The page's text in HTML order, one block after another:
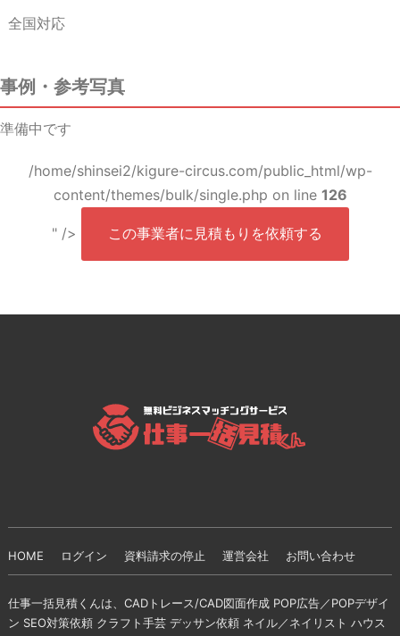
全国対応
事例・参考写真
準備中です
/home/shinsei2/kigure-circus.com/public_html/wp-
content/themes/bulk/single.php on line 126
" /> この事業者に見積もりを依頼する
HOME ログイン 資料請求の停止 運営会社 お問い合わせ
仕事一括見積くんは、CADトレース/CAD図面作成 POP広告／POPデザイ
ン SEO対策依頼 クラフト手芸 デッサン依頼 ネイル／ネイリスト ハウス